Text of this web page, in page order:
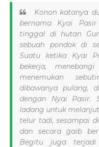
Konon katanya
bernama Kyai
tinggal di hutan
sebuah pondok di
Suatu ketika Kyai
bekerja,
menemukan
dibawanya pulang,
dengan Nyai Pasir.
ladang untuk
telur tadi, sesampai
dan secara gaib
Begitu juga